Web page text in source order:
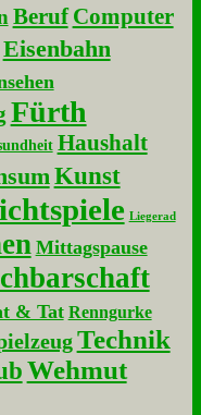
Beruf Computer
Eisenbahn
Fürth
Haushalt
Kunst
Liegerad
Mittagspause
& Tat Renngurke
Technik
Wehmut